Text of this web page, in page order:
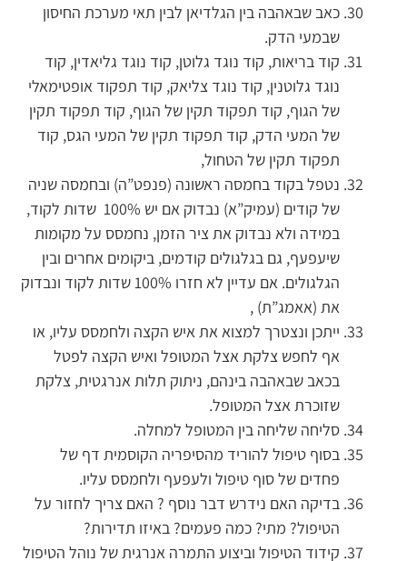
כאב שבאהבה בין הגלדיאן לבין תאי מערכת החיסון
שבמעי הדק.
קוד בריאות, קוד נוגד גלוטן, קוד נוגד גליאדין, קוד
נוגד גלוטנין, קוד נוגד צליאק, קוד תפקוד אופטימאלי
של הגוף, קוד תפקוד תקין של הגוף, קוד תפקוד תקין
של המעי הדק, קוד תפקוד תקין של המעי הגס, קוד
תפקוד תקין של הטחול,
נטפל בקוד בחמסה ראשונה (פנפט”ה) ובחמסה שניה
של קודים (עמיק”א) נבדוק אם יש 100% שדות לקוד,
במידה ולא נבדוק את ציר הזמן, נחמסס על מקומות
שיעפעף, גם בגלגולים קודמים, ביקומים אחרים ובין
הגלגולים. אם עדיין לא חזרו 100% שדות לקוד ונבדוק
את (אאמג”ת) ,
ייתכן ונצטרך למצוא את איש הקצה ולחמסס עליו, או
אף לחפש צלקת אצל המטופל ואיש הקצה לפטל
בכאב שבאהבה בינהם, ניתוק תלות אנרגטית, צלקת
שזוכרת אצל המטופל.
סליחה שליחה בין המטופל למחלה.
בסוף טיפול להוריד מהסיפריה הקוסמית דף של
פחדים של סוף טיפול ולעפעף ולחמסס עליו.
בדיקה האם נידרש דבר נוסף ? האם צריך לחזור על
הטיפול? מתי? כמה פעמים? באיזו תדירות?
קידוד הטיפול וביצוע התמרה אנרגית של נוהל הטיפול